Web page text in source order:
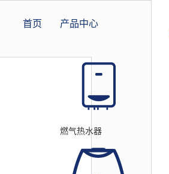
首页 产品中心
燃气热水器